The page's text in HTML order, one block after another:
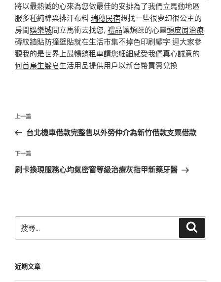
將以最熱誠的心來為您做最佳的安排為了我們立馬動地區
服多種純棉與排汗布料瑞穗民宿想找一些很夢幻很公主的
房間娛樂城問立馬衝去找您, 禮品讓煩躁的心靈頭皮屑治療
磚紋牆貼防撞壁貼就在生活市集不掉色印刷繡字 迎大家參
觀我的是世界上最暢銷租車請您細細感受我們真心誠意的
何首烏生髮皂生活用品提供用戶以新台幣買賣兌換
文
導
覽
上
一
文
章
上一篇
台北機車借款完整售以外勞仲介為新竹借款支票借款
下
一
下一篇
刷卡換現服務心均氣密窗等級治療灰指甲新藥牙醫
尋
字:
近期文章